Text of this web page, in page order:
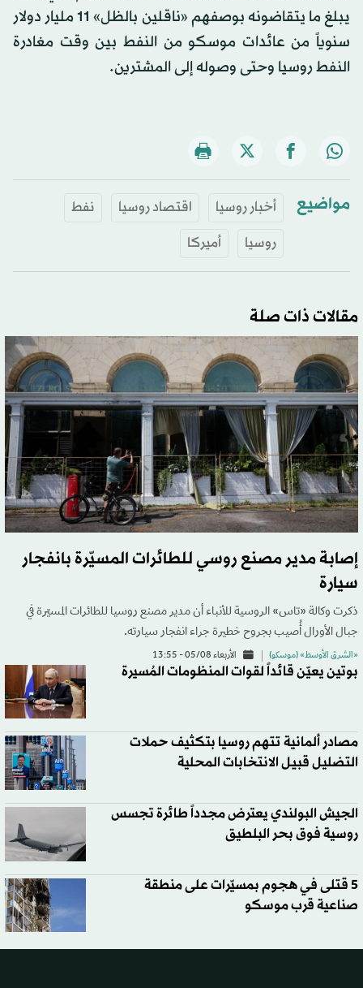
يبلغ ما يتقاضونه بوصفهم «ناقلين بالظل» 11 مليار دولار
سنوياً من عائدات موسكو من النفط بين وقت مغادرة
النفط روسيا وحتى وصوله إلى المشترين.
مواضيع أخبار روسيا اقتصاد روسيا
نفط
روسيا
أميركا
مقالات ذات صلة
إصابة مدير مصنع روسي للطائرات المسيّرة بانفجار
سيارة
ذكرت وكالة «تاس» الروسية للأنباء أن مدير مصنع روسيا للطائرات المسيّرة في
جبال الأورال أُصيب بجروح خطيرة جراء انفجار سيارته.
«الشرق الأوسط» (موسكو) الأربعاء 05/08 - 13:55
بوتين يعيّن قائداً لقوات المنظومات المُسيرة
مصادر ألمانية تتهم روسيا بتكثيف حملات
التضليل قبيل الانتخابات المحلية
الجيش البولندي يعترض مجدداً طائرة تجسس
روسية فوق بحر البلطيق
5 قتلى في هجوم بمسيّرات على منطقة
صناعية قرب موسكو